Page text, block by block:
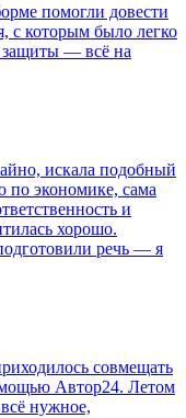
помогли довести
с которым было легко
защиты — всё на
искала подобный
по экономике, сама
и
хорошо.
речь — я
совмещать
Автор24. Летом
нужное,